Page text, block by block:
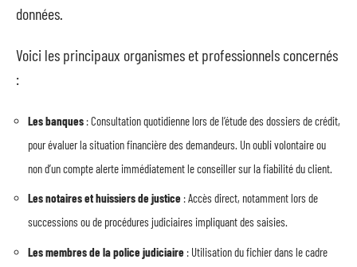
données.
Voici les principaux organismes et professionnels concernés
:
Les banques : Consultation quotidienne lors de l’étude des dossiers de crédit,
pour évaluer la situation financière des demandeurs. Un oubli volontaire ou
non d’un compte alerte immédiatement le conseiller sur la fiabilité du client.
Les notaires et huissiers de justice : Accès direct, notamment lors de
successions ou de procédures judiciaires impliquant des saisies.
Les membres de la police judiciaire : Utilisation du fichier dans le cadre